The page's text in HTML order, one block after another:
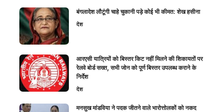
बंगलादेश लौटूंगी चाहे चुकानी पड़े कोई भी कीमत: शेख हसीना
देश
आरएसी यात्रियों को बिस्तर किट नहीं मिलने की शिकायतों पर
रेलवे बोर्ड सख्त, सभी जोन को पूर्ण बिस्तर उपलब्ध कराने के
निर्देश
देश
मनसुख मांडविया ने पदक जीतने वाले भारोत्तोलकों को नकद